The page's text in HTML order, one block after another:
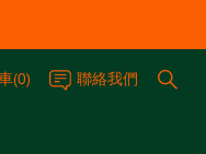
(0) 聯絡我們